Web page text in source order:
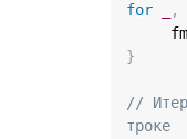
for
,
}
//
троке